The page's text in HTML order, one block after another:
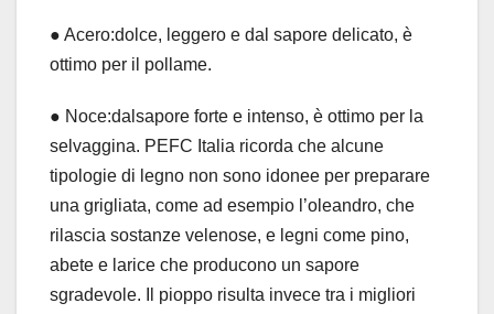
● Acero:dolce, leggero e dal sapore delicato, è
ottimo per il pollame.
● Noce:dalsapore forte e intenso, è ottimo per la
selvaggina. PEFC Italia ricorda che alcune
tipologie di legno non sono idonee per preparare
una grigliata, come ad esempio l’oleandro, che
rilascia sostanze velenose, e legni come pino,
abete e larice che producono un sapore
sgradevole. Il pioppo risulta invece tra i migliori